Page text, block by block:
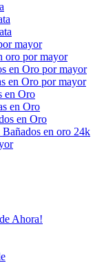
mayor
oro por mayor
en Oro por mayor
en Oro por mayor
en Oro
en Oro
en Oro
Bañados en oro 24k
Ahora!